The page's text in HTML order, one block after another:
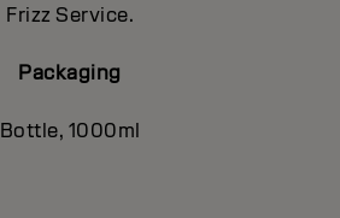
Frizz Service.
Packaging
Bottle, 1000ml